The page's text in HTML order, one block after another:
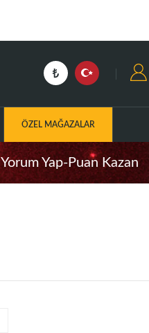
ÖZEL MAĞAZALAR
Yorum Yap-Puan Kazan